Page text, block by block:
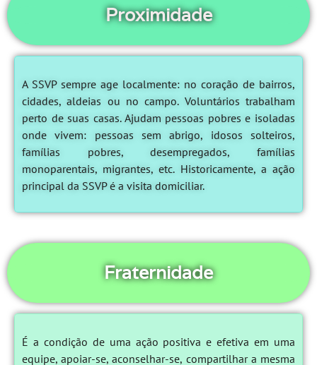
Proximidade
A SSVP sempre age localmente: no coração de bairros,
cidades, aldeias ou no campo. Voluntários trabalham
perto de suas casas. Ajudam pessoas pobres e isoladas
onde vivem: pessoas sem abrigo, idosos solteiros,
famílias pobres, desempregados, famílias
monoparentais, migrantes, etc. Historicamente, a ação
principal da SSVP é a visita domiciliar.
Fraternidade
É a condição de uma ação positiva e efetiva em uma
equipe, apoiar-se, aconselhar-se, compartilhar a mesma